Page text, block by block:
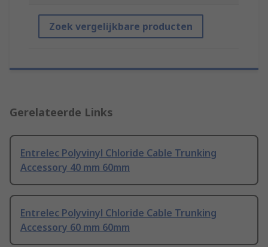
Zoek vergelijkbare producten
Gerelateerde Links
Entrelec Polyvinyl Chloride Cable Trunking
Accessory 40 mm 60mm
Entrelec Polyvinyl Chloride Cable Trunking
Accessory 60 mm 60mm